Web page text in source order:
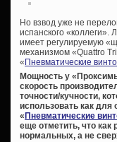
Но взвод уже не
испанского «коллеги».
имеет регулируемую
механизмом «Quattro
« Пневматические
Мощность у
скорость
точности/кучности,
использовать как
« Пневматические
еще отметить, что
нормальных, а не